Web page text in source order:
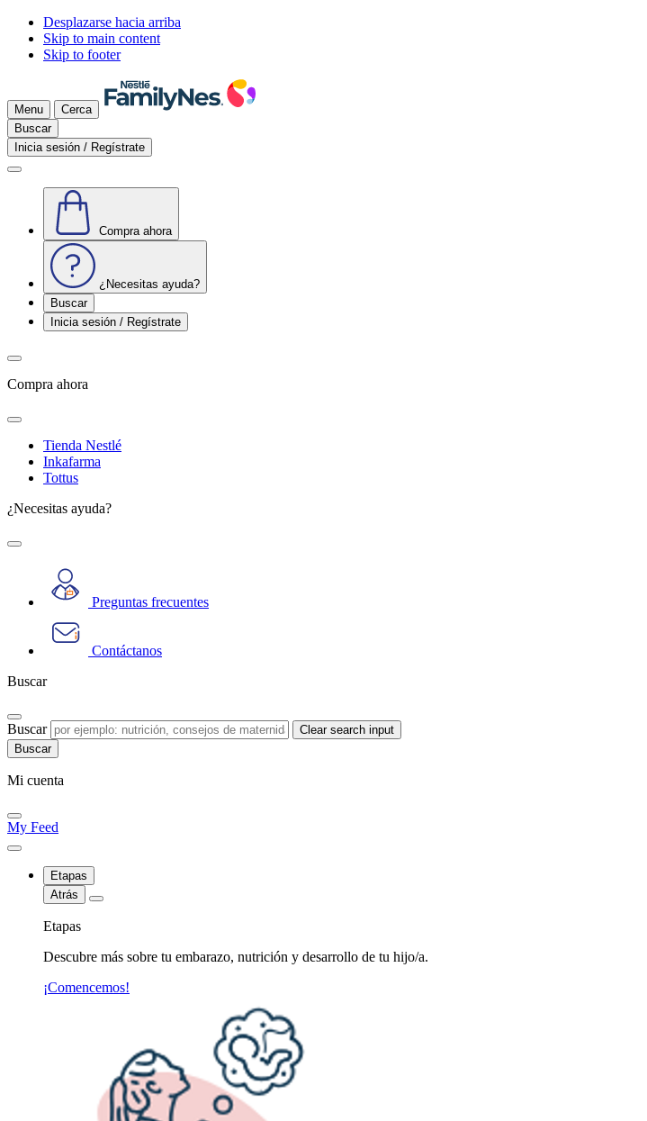
Desplazarse hacia arriba
Skip to main content
Skip to footer
Menu
Cerca
Buscar
Inicia sesión / Regístrate
Compra ahora
¿Necesitas ayuda?
Buscar
Inicia sesión / Regístrate
Compra ahora
Tienda Nestlé
Inkafarma
Tottus
¿Necesitas ayuda?
Preguntas frecuentes
Contáctanos
Buscar
Buscar Clear search input
Mi cuenta
My Feed
Etapas
Atrás
Etapas
Descubre más sobre tu embarazo, nutrición y desarrollo de tu hijo/a.
¡Comencemos!